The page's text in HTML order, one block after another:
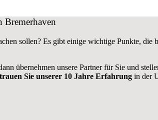
Bremerhaven
sollen? Es gibt einige wichtige Punkte,
übernehmen unsere Partner für Sie und
Sie unserer 10 Jahre Erfahrung in der